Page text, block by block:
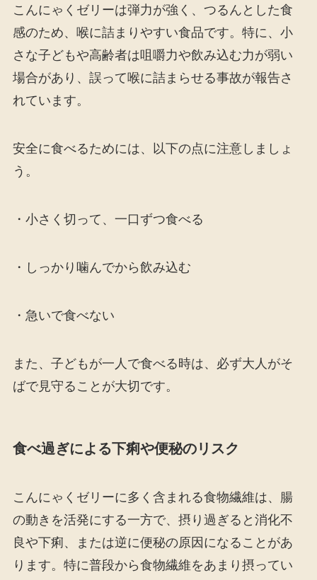
こんにゃくゼリーは弾力が強く、つるんとした食
感のため、喉に詰まりやすい食品です。特に、小
さな子どもや高齢者は咀嚼力や飲み込む力が弱い
場合があり、誤って喉に詰まらせる事故が報告さ
れています。
安全に食べるためには、以下の点に注意しましょ
う。
・小さく切って、一口ずつ食べる
・しっかり噛んでから飲み込む
・急いで食べない
また、子どもが一人で食べる時は、必ず大人がそ
ばで見守ることが大切です。
食べ過ぎによる下痢や便秘のリスク
こんにゃくゼリーに多く含まれる食物繊維は、腸
の動きを活発にする一方で、摂り過ぎると消化不
良や下痢、または逆に便秘の原因になることがあ
ります。特に普段から食物繊維をあまり摂ってい